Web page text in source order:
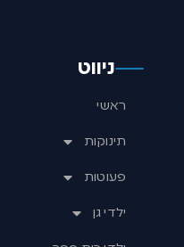
ניווט
ראשי
תינוקות
פעוטות
ילדי גן